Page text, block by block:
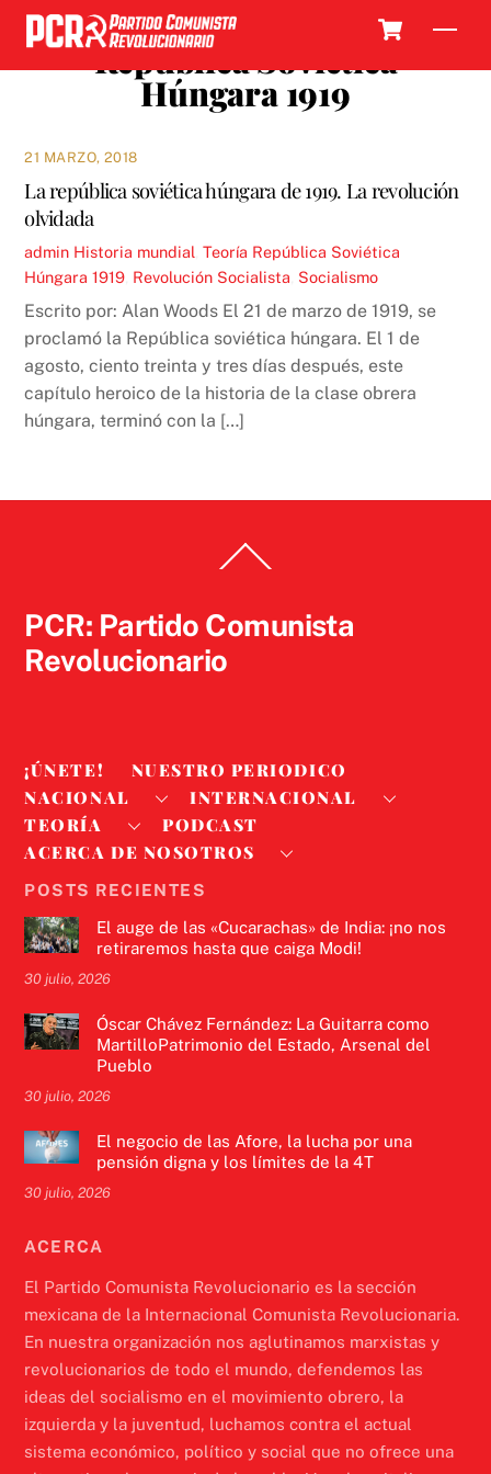
Skip
content
República Soviética
Húngara 1919
21 MARZO, 2018
La república soviética húngara de 1919. La revolución
olvidada
admin Historia mundial ,Teoría República Soviética
Húngara 1919 Revolución Socialista Socialismo
Escrito por: Alan Woods El 21 de marzo de 1919, se
proclamó la República soviética húngara. El 1 de
agosto, ciento treinta y tres días después, este
capítulo heroico de la historia de la clase obrera
húngara, terminó con la […]
To
PCR: Partido Comunista
Revolucionario
¡ÚNETE!
NUESTRO PERIODICO
NACIONAL
INTERNACIONAL
TEORÍA
PODCAST
ACERCA DE NOSOTROS
POSTS RECIENTES
El auge de las «Cucarachas» de India: ¡no nos
retiraremos hasta que caiga Modi!
30 julio, 2026
Óscar Chávez Fernández: La Guitarra como
MartilloPatrimonio del Estado, Arsenal del
Pueblo
30 julio, 2026
El negocio de las Afore, la lucha por una
pensión digna y los límites de la 4T
30 julio, 2026
ACERCA
El Partido Comunista Revolucionario es la sección
mexicana de la Internacional Comunista Revolucionaria.
En nuestra organización nos aglutinamos marxistas y
revolucionarios de todo el mundo, defendemos las
ideas del socialismo en el movimiento obrero, la
izquierda y la juventud, luchamos contra el actual
sistema económico, político y social que no ofrece una